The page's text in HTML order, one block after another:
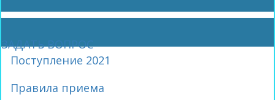
ЗАДАТЬ ВОПРОС
Поступление 2021
Правила приема